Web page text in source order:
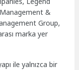
&
Group,
marka yer
ile yalnızca bir